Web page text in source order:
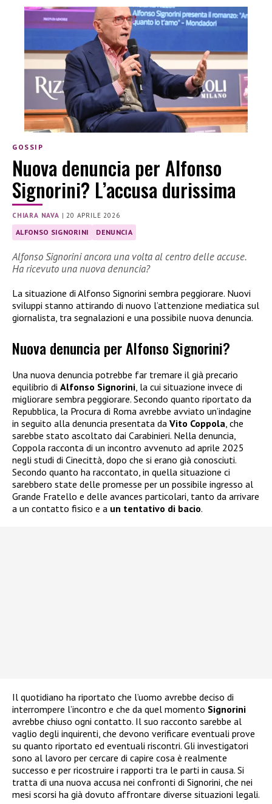
GOSSIP
Nuova denuncia per Alfonso
Signorini? L’accusa durissima
CHIARA NAVA |20 APRILE 2026
ALFONSO SIGNORINI DENUNCIA
Alfonso Signorini ancora una volta al centro delle accuse.
Ha ricevuto una nuova denuncia?
La situazione di Alfonso Signorini sembra peggiorare. Nuovi
sviluppi stanno attirando di nuovo l’attenzione mediatica sul
giornalista, tra segnalazioni e una possibile nuova denuncia.
Nuova denuncia per Alfonso Signorini?
Una nuova denuncia potrebbe far tremare il già precario
equilibrio di Alfonso Signorini, la cui situazione invece di
migliorare sembra peggiorare. Secondo quanto riportato da
Repubblica, la Procura di Roma avrebbe avviato un’indagine
in seguito alla denuncia presentata da Vito Coppola, che
sarebbe stato ascoltato dai Carabinieri. Nella denuncia,
Coppola racconta di un incontro avvenuto ad aprile 2025
negli studi di Cinecittà, dopo che si erano già conosciuti.
Secondo quanto ha raccontato, in quella situazione ci
sarebbero state delle promesse per un possibile ingresso al
Grande Fratello e delle avances particolari, tanto da arrivare
a un contatto fisico e a un tentativo di bacio.
Il quotidiano ha riportato che l’uomo avrebbe deciso di
interrompere l’incontro e che da quel momento Signorini
avrebbe chiuso ogni contatto. Il suo racconto sarebbe al
vaglio degli inquirenti, che devono verificare eventuali prove
su quanto riportato ed eventuali riscontri. Gli investigatori
sono al lavoro per cercare di capire cosa è realmente
successo e per ricostruire i rapporti tra le parti in causa. Si
tratta di una nuova accusa nei confronti di Signorini, che nei
mesi scorsi ha già dovuto affrontare diverse situazioni legali.